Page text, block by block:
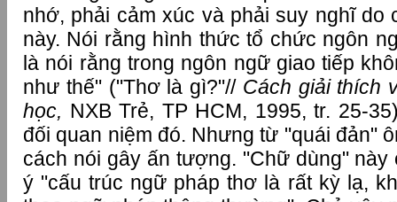
nhớ, phải cảm xúc và phải suy nghĩ do
này. Nói rằng hình thức tổ chức ngôn
là nói rằng trong ngôn ngữ giao tiếp
như thế" ("Thơ là gì?"// Cách giải thích
học, NXB Trẻ, TP HCM, 1995, tr. 25-
đối quan niệm đó. Nhưng từ "quái đản"
cách nói gây ấn tượng. "Chữ dùng" này
ý "cấu trúc ngữ pháp thơ là rất kỳ lạ,